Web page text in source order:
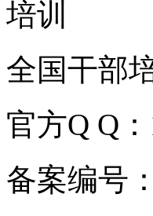
全国干部
官方Q Q
备案编号